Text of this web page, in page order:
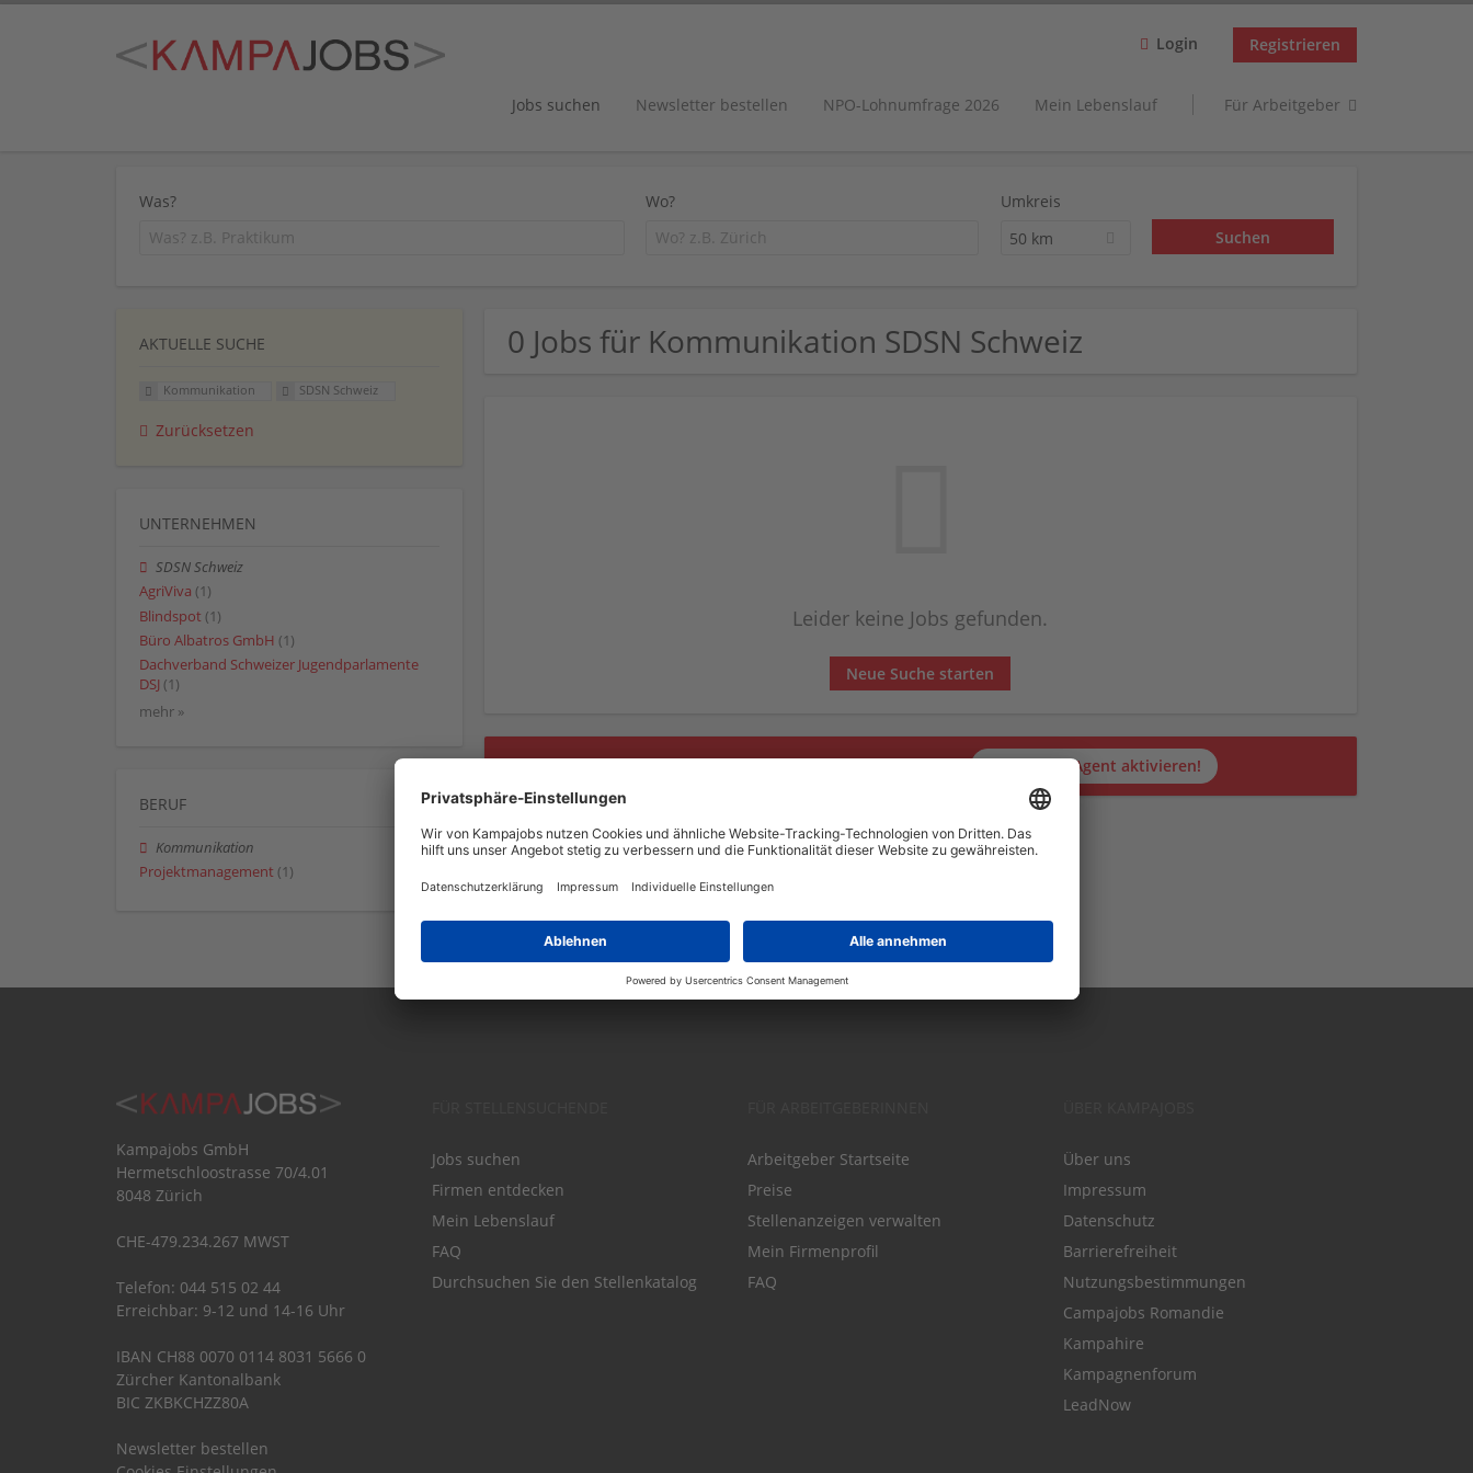
Login Registrieren
Jobs suchen Newsletter bestellen NPO-Lohnumfrage 2026 Mein Lebenslauf Für Arbeitgeber
Was? Wo?
Umkreis
50 km
0 Jobs für Kommunikation SDSN Schweiz
Leider keine Jobs gefunden.
Neue Suche starten
Automatisch neue Jobs per Email erhalten? Jetzt JobAgent aktivieren!
AKTUELLE SUCHE
Kommunikation SDSN Schweiz
Zurücksetzen
UNTERNEHMEN
SDSN Schweiz
AgriViva (1)
Blindspot (1)
Büro Albatros GmbH (1)
Dachverband Schweizer Jugendparlamente
DSJ (1)
mehr »
BERUF
Kommunikation
Projektmanagement (1)
Kampajobs GmbH
Hermetschloostrasse 70/4.01
8048 Zürich
CHE-479.234.267 MWST
Telefon: 044 515 02 44
Erreichbar: 9-12 und 14-16 Uhr
IBAN CH88 0070 0114 8031 5666 0
Zürcher Kantonalbank
BIC ZKBKCHZZ80A
Newsletter bestellen
Jobs suchen
Firmen entdecken
Mein Lebenslauf
FAQ
Durchsuchen Sie den Stellenkatalog
Arbeitgeber Startseite
Preise
Stellenanzeigen verwalten
Mein Firmenprofil
FAQ
Über uns
Impressum
Datenschutz
Barrierefreiheit
Nutzungsbestimmungen
Campajobs Romandie
Kampahire
Kampagnenforum
LeadNow